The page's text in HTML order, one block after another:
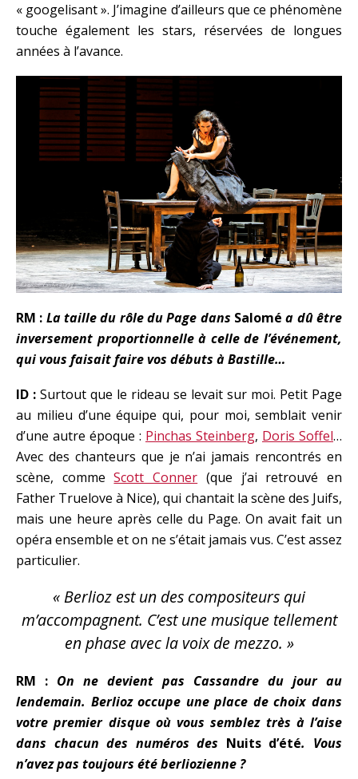
« googelisant ». J’imagine d’ailleurs que ce phénomène
touche également les stars, réservées de longues
années à l’avance.
RM : La taille du rôle du Page dans Salomé a dû être
inversement proportionnelle à celle de l’événement,
qui vous faisait faire vos débuts à Bastille…
ID : Surtout que le rideau se levait sur moi. Petit Page
au milieu d’une équipe qui, pour moi, semblait venir
d’une autre époque : Pinchas Steinberg, Doris Soffel…
Avec des chanteurs que je n’ai jamais rencontrés en
scène, commeScott Conner (que j’ai retrouvé en
Father Truelove à Nice), qui chantait la scène des Juifs,
mais une heure après celle du Page. On avait fait un
opéra ensemble et on ne s’était jamais vus. C’est assez
particulier.
« Berlioz est un des compositeurs qui
m’accompagnent. C’est une musique tellement
en phase avec la voix de mezzo. »
RM : On ne devient pas Cassandre du jour au
lendemain. Berlioz occupe une place de choix dans
votre premier disque où vous semblez très à l’aise
dans chacun des numéros des Nuits d’été. Vous
n’avez pas toujours été berliozienne ?